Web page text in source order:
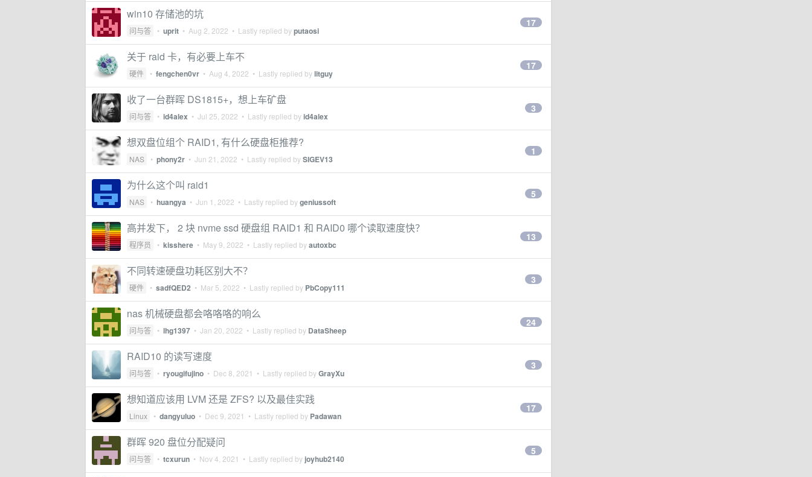
win10 存储池的坑
问与答 • uprit • Aug 2, 2022 • Lastly replied byputaosi
17
关于 raid 卡，有必要上车不
硬件 • fengchen0vr • Aug 4, 2022 • Lastly replied bylitguy
17
收了一台群晖 DS1815+，想上车矿盘
问与答 • id4alex • Jul 25, 2022 • Lastly replied byid4alex
3
想双盘位组个 RAID1, 有什么硬盘柜推荐?
NAS • phony2r • Jun 21, 2022 • Lastly replied bySIGEV13
1
为什么这个叫 raid1
NAS • huangya • Jun 1, 2022 • Lastly replied bygeniussoft
5
高并发下， 2 块 nvme ssd 硬盘组 RAID1 和 RAID0 哪个读取速度快？
程序员 • kisshere • May 9, 2022 • Lastly replied byautoxbc
13
不同转速硬盘功耗区别大不？
硬件 • sadfQED2 • Mar 5, 2022 • Lastly replied by PbCopy111
3
nas 机械硬盘都会咯咯咯的响么
问与答 • lhg1397 • Jan 20, 2022 • Lastly replied by DataSheep
24
RAID10 的读写速度
问与答 • ryougifujino • Dec 8, 2021 • Lastly replied byGrayXu
3
想知道应该用 LVM 还是 ZFS? 以及最佳实践
Linux • dangyuluo • Dec 9, 2021 • Lastly replied by Padawan
17
群晖 920 盘位分配疑问
问与答 • tcxurun • Nov 4, 2021 • Lastly replied by joyhub2140
5